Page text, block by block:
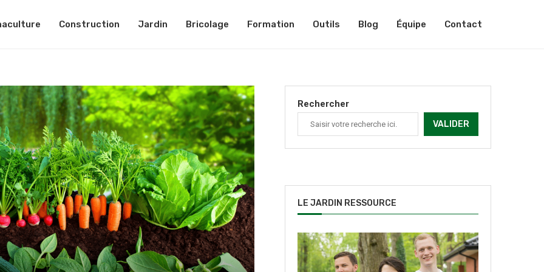
Construction Jardin Bricolage Formation Outils Blog Équipe Contact
Rechercher
VALIDER
LE JARDIN RESSOURCE